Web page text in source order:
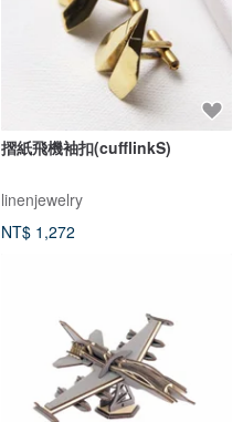
摺紙飛機袖扣(cufflinkS)
linenjewelry
NT$ 1,272